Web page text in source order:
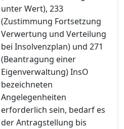
unter Wert), 233
(Zustimmung Fortsetzung
Verwertung und Verteilung
bei Insolvenzplan) und 271
(Beantragung einer
Eigenverwaltung) InsO
bezeichneten
Angelegenheiten
erforderlich sein, bedarf es
der Antragstellung bis